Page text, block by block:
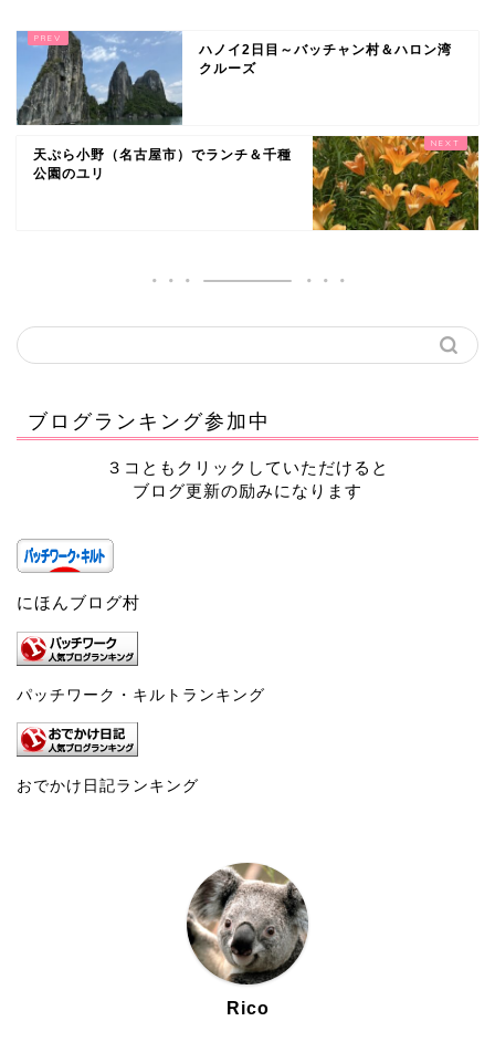
ハノイ2日目～バッチャン村＆ハロン湾
クルーズ
天ぷら小野（名古屋市）でランチ＆千種
公園のユリ
ブログランキング参加中
３コともクリックしていただけると
ブログ更新の励みになります
にほんブログ村
パッチワーク・キルトランキング
おでかけ日記ランキング
Rico